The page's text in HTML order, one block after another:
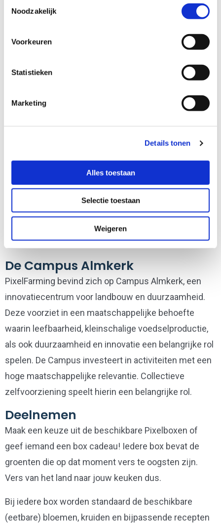
Noodzakelijk
Voorkeuren
Statistieken
Marketing
Details tonen
Alles toestaan
Selectie toestaan
Weigeren
De Campus Almkerk
PixelFarming bevind zich op Campus Almkerk, een
innovatiecentrum voor landbouw en duurzaamheid.
Deze voorziet in een maatschappelijke behoefte
waarin leefbaarheid, kleinschalige voedselproductie,
als ook duurzaamheid en innovatie een belangrijke rol
spelen. De Campus investeert in activiteiten met een
hoge maatschappelijke relevantie. Collectieve
zelfvoorziening speelt hierin een belangrijke rol.
Deelnemen
Maak een keuze uit de beschikbare Pixelboxen of
geef iemand een box cadeau! Iedere box bevat de
groenten die op dat moment vers te oogsten zijn.
Vers van het land naar jouw keuken dus.
Bij iedere box worden standaard de beschikbare
(eetbare) bloemen, kruiden en bijpassende recepten